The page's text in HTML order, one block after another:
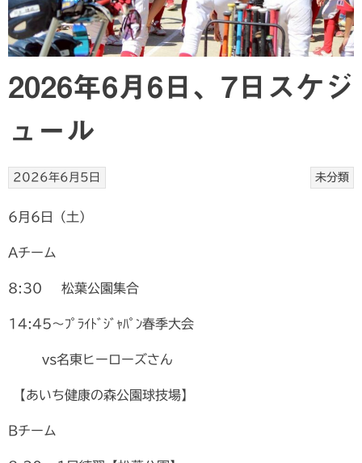
2026年6月6日、7日スケジ
ュール
未分類
2026年6月5日
6月6日（土）
Aチーム
8:30 松葉公園集合
14:45〜ﾌﾟﾗｲﾄﾞｼﾞｬﾊﾟﾝ春季大会
vs名東ヒーローズさん
【あいち健康の森公園球技場】
Bチーム